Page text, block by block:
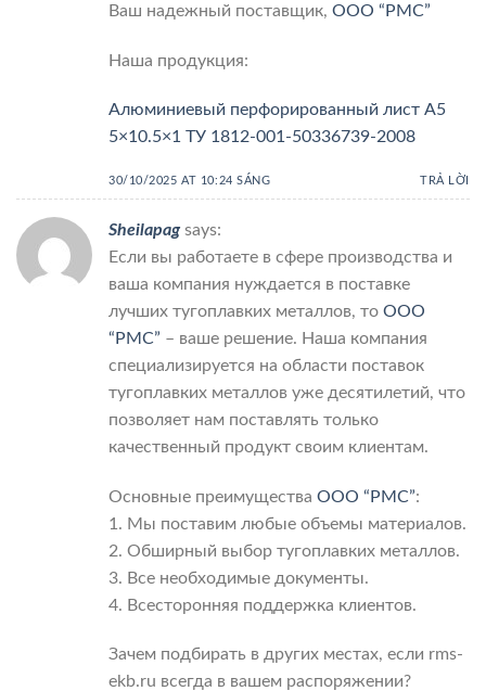
Ваш надежный поставщик, ООО “РМС”
Наша продукция:
Алюминиевый перфорированный лист А5
5×10.5×1 ТУ 1812-001-50336739-2008
30/10/2025 AT 10:24 SÁNG TRẢ LỜI
Sheilapag says:
Если вы работаете в сфере производства и
ваша компания нуждается в поставке
лучших тугоплавких металлов, то ООО
“РМС” – ваше решение. Наша компания
специализируется на области поставок
тугоплавких металлов уже десятилетий, что
позволяет нам поставлять только
качественный продукт своим клиентам.
Основные преимущества ООО “РМС”:
1. Мы поставим любые объемы материалов.
2. Обширный выбор тугоплавких металлов.
3. Все необходимые документы.
4. Всесторонняя поддержка клиентов.
Зачем подбирать в других местах, если rms-
ekb.ru всегда в вашем распоряжении?